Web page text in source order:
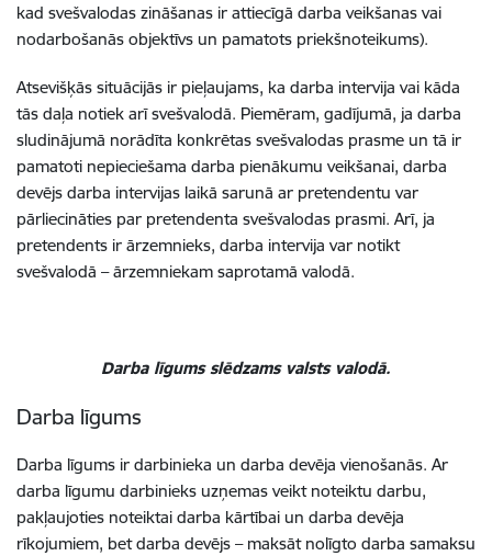
kad svešvalodas zināšanas ir attiecīgā darba veikšanas vai
nodarbošanās objektīvs un pamatots priekšnoteikums).
Atsevišķās situācijās ir pieļaujams, ka darba intervija vai kāda
tās daļa notiek arī svešvalodā. Piemēram, gadījumā, ja darba
sludinājumā norādīta konkrētas svešvalodas prasme un tā ir
pamatoti nepieciešama darba pienākumu veikšanai, darba
devējs darba intervijas laikā sarunā ar pretendentu var
pārliecināties par pretendenta svešvalodas prasmi. Arī, ja
pretendents ir ārzemnieks, darba intervija var notikt
svešvalodā – ārzemniekam saprotamā valodā.
Darba līgums slēdzams valsts valodā.
Darba līgums
Darba līgums ir darbinieka un darba devēja vienošanās. Ar
darba līgumu darbinieks uzņemas veikt noteiktu darbu,
pakļaujoties noteiktai darba kārtībai un darba devēja
rīkojumiem, bet darba devējs – maksāt nolīgto darba samaksu